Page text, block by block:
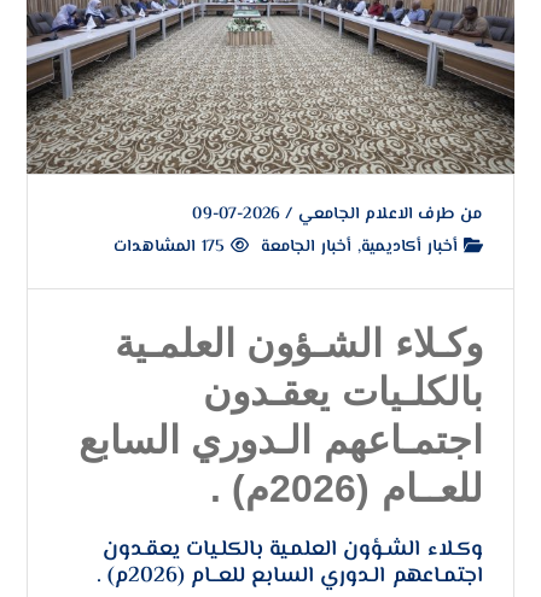
من طرف الاعلام الجامعي /
2026-07-09
أخبار أكاديمية, أخبار الجامعة
وكـلاء الشـؤون العلمـية
بالكلـيات يعقـدون
اجتمـاعهم الـدوري السابع
للعــام (2026م) .
وكـلاء الشـؤون العلمـية بالكلـيات يعقـدون
اجتمـاعهم الـدوري السابع للعــام (2026م) .